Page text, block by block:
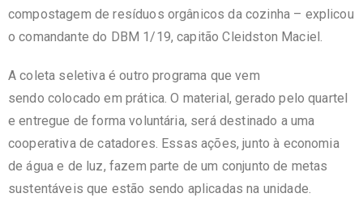
compostagem de resíduos orgânicos da cozinha – explicou
o comandante do DBM 1/19, capitão Cleidston Maciel.
A coleta seletiva é outro programa que vem
sendo colocado em prática. O material, gerado pelo quartel
e entregue de forma voluntária, será destinado a uma
cooperativa de catadores. Essas ações, junto à economia
de água e de luz, fazem parte de um conjunto de metas
sustentáveis que estão sendo aplicadas na unidade.